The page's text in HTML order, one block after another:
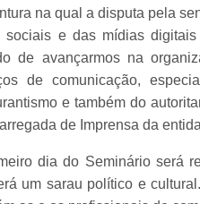
na qual a disputa pela
sociais e das mídias
de avançarmos na
de comunicação,
e também do
de Imprensa da
dia do Seminário será
um sarau político e